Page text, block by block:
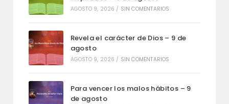
AGOSTO 9, 2026 / SIN COMENTARIOS
Revela el carácter de Dios – 9 de
agosto
AGOSTO 9, 2026 / SIN COMENTARIOS
Para vencer los malos hábitos – 9
de agosto